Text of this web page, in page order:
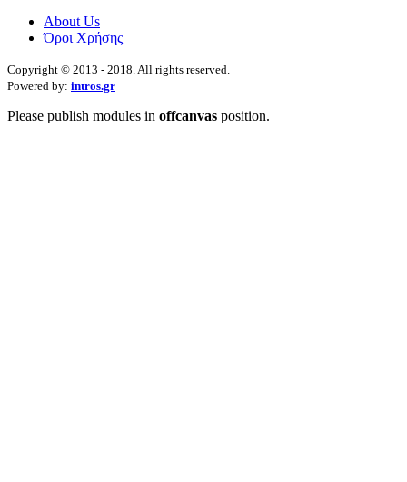
About Us
Όροι Χρήσης
Copyright © 2013 - 2018. All rights reserved.
Powered by: intros.gr
Please publish modules in offcanvas position.